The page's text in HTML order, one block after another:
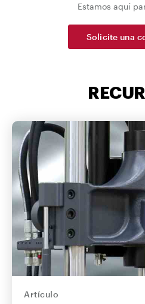
Estamos aquí
Solicite una
Artículo